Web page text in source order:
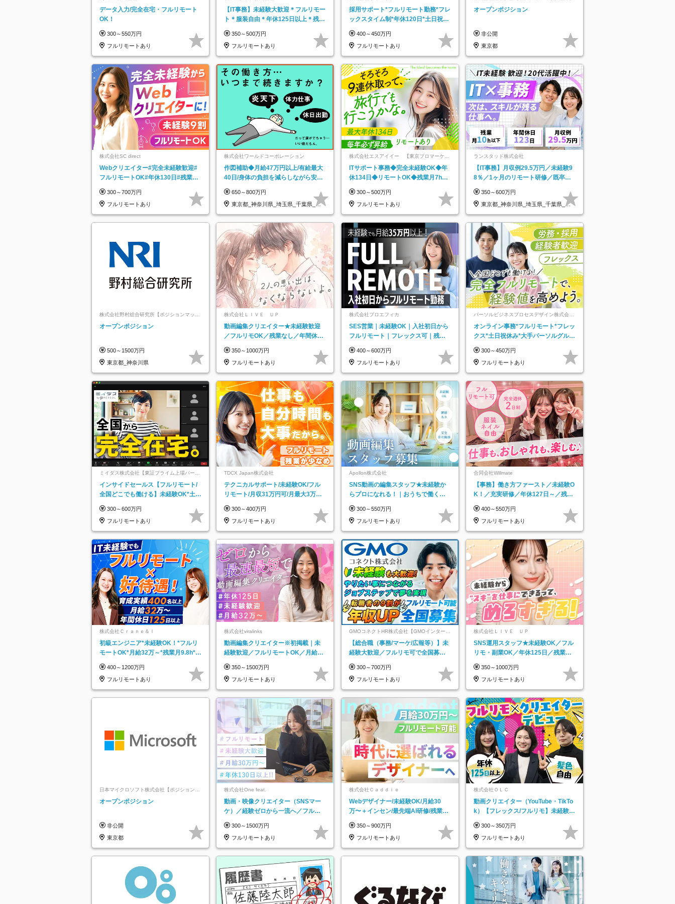
データ入力/完全在宅・フルリモート
OK！
300～550万円
フルリモートあり
【IT事務】未経験大歓迎＊フルリモー
ト＊服装自由＊年休125日以上＊残業
350～500万円
フルリモートあり
採用サポート*フルリモート勤務*フレ
ックスタイム制*年休120日*土日祝休
400～450万円
フルリモートあり
オープンポジション
非公開
東京都
株式会社SC direct
Webクリエイター#完全未経験歓迎#
フルリモートOK#年休130日#残業月
300～700万円
フルリモートあり
株式会社ワールドコーポレーション
作図補助◆月給47万円以上/有給最大
40日/身体の負担を減らしながら安定
650～800万円
東京都_神奈川県_埼玉県_千葉県_大
阪府…
株式会社エスアイイー 【東京プロマーケッ
ITサポート事務◆完全未経験OK◆年
休134日◆リモートOK◆残業月7h以
300～500万円
フルリモートあり
ランスタッド株式会社
【IT事務】月収例29.5万円／未経験9
8％／1ヶ月のリモート研修／既卒・
350～600万円
東京都_神奈川県_埼玉県_千葉県_大
阪府…
株式会社野村総合研究所【ポジションマッチ
オープンポジション
500～1500万円
東京都_神奈川県
株式会社ＬＩＶＥ ＵＰ
動画編集クリエイター★未経験歓迎
／フルリモOK／残業なし／年間休日
実で安心
350～1000万円
フルリモートあり
株式会社プロエフィカ
SES営業｜未経験OK｜入社初日から
フルリモート｜フレックス可｜残業
ー
400～600万円
フルリモートあり
パーソルビジネスプロセスデザイン株式会
社 事業開発本部
オンライン事務*フルリモート*フレッ
クス*土日祝休み*大手パーソルグルー
300～450万円
フルリモートあり
ミイダス株式会社【東証プライム上場パーソ
インサイドセールス【フルリモート/
全国どこでも働ける】未経験OK*土日
300～600万円
フルリモートあり
TDCX Japan株式会社
テクニカルサポート/未経験OK/フル
リモート/月収31万円可/月最大3万の
300～400万円
フルリモートあり
Apollon株式会社
SNS動画の編集スタッフ★未経験か
らプロになれる！｜おうちで働くフ
300～550万円
フルリモートあり
合同会社Willmate
【事務】働き方ファースト／未経験O
K！／充実研修／年休127日～／残業
400～550万円
フルリモートあり
株式会社Ｃｒａｎｅ＆Ｉ
初級エンジニア*未経験OK！*フルリ
モートOK*月給32万～*残業月9.8h*1
400～1200万円
フルリモートあり
株式会社viralinks
動画編集クリエイター※初掲載｜未
経験歓迎／フルリモートOK／月給32
350～1500万円
フルリモートあり
GMOコネクトHR株式会社【GMOインターネ
ットグループ】
【総合職（事務/マーケ/広報等）】未
経験大歓迎／フルリモ可で全国募
★
300～700万円
フルリモートあり
株式会社ＬＩＶＥ ＵＰ
SNS運用スタッフ★未経験OK／フル
リモ・副業OK／年休125日／残業な
350～1000万円
フルリモートあり
日本マイクロソフト株式会社【ポジションマ
ッチ登録】
オープンポジション
非公開
東京都
株式会社One feat.
動画・映像クリエイター（SNSマー
ケ）／経験ゼロから一流へ／フルリ
日以上
300～1500万円
フルリモートあり
株式会社Ｃａｄｄｉｅ
Webデザイナー/未経験OK/月給30
万〜＋インセン/最先端AI研修/残業月
350～900万円
フルリモートあり
株式会社ＯＬＣ
動画クリエイター（YouTube・TikTo
k）【フレックス/フルリモ】未経験O
300～350万円
フルリモートあり